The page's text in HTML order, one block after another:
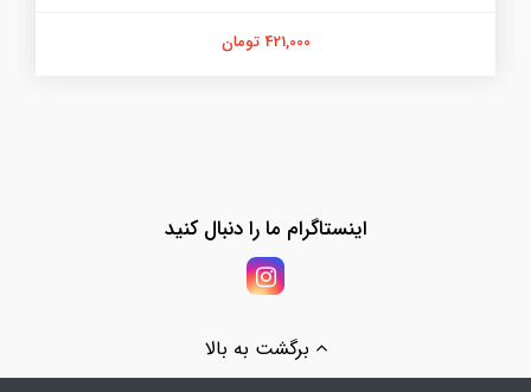
421,000 تومان
اینستاگرام ما را دنبال کنید
برگشت به بالا